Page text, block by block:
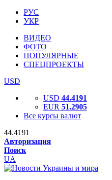
РУС
УКР
ВИДЕО
ФОТО
ПОПУЛЯРНЫЕ
СПЕЦПРОЕКТЫ
USD
USD 44.4191
EUR 51.2905
Все курсы валют
44.4191
Авторизация
Поиск
UA